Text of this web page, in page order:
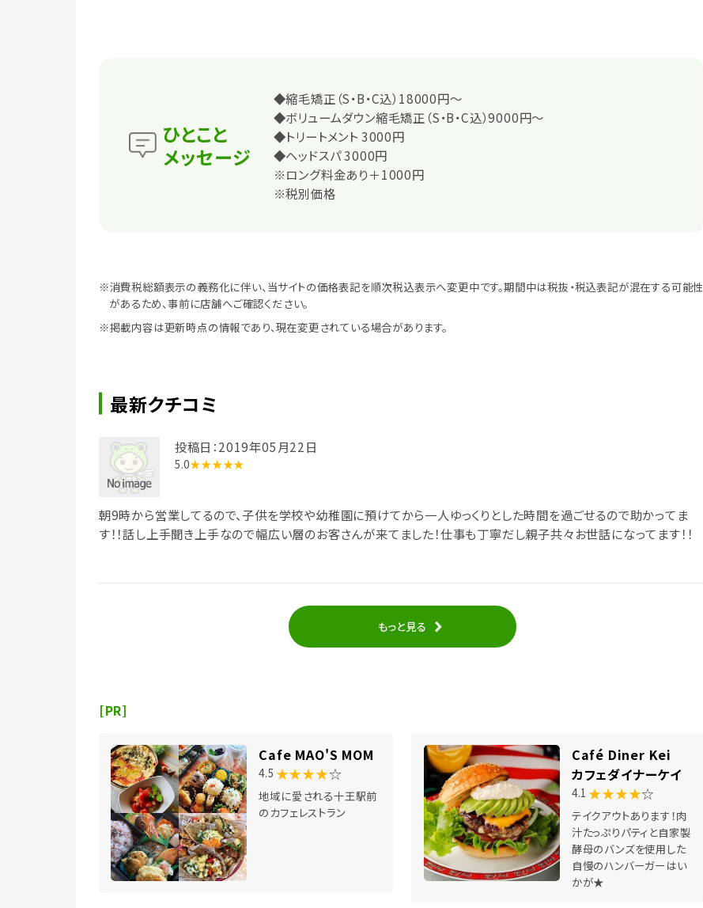
ひとこと
メッセージ
◆縮毛矯正（S・B・C込）18000円～
◆ボリュームダウン縮毛矯正（S・B・C込）9000円～
◆トリートメント 3000円
◆ヘッドスパ 3000円
※ロング料金あり＋1000円
※税別価格
※消費税総額表示の義務化に伴い、当サイトの価格表記を順次税込表示へ変更中です。期間中は税抜・税込表記が混在する可能性
があるため、事前に店舗へご確認ください。
※掲載内容は更新時点の情報であり、現在変更されている場合があります。
最新クチコミ
投稿日：2019年05月22日
5.0★★★★★
朝9時から営業してるので、子供を学校や幼稚園に預けてから一人ゆっくりとした時間を過ごせるので助かってま
す！！話し上手聞き上手なので幅広い層のお客さんが来てました！仕事も丁寧だし親子共々お世話になってます！！
もっと見る
[PR]
Cafe MAO'S MOM
4.5 ★★★★☆
地域に愛される十王駅前
のカフェレストラン
Café Diner Kei
カフェダイナーケイ
4.1 ★★★★☆
テイクアウトあります！肉
汁たっぷりパティと自家製
酵母のバンズを使用した
自慢のハンバーガーはい
かが★